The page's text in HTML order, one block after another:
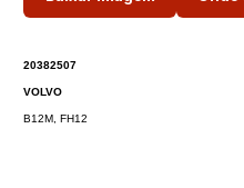
20382507
VOLVO
B12M, FH12